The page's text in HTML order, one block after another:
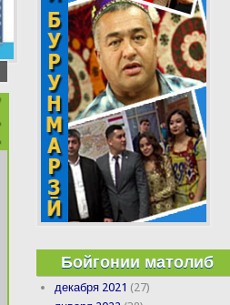
Бойгонии матолиб
декабря 2021 (27)